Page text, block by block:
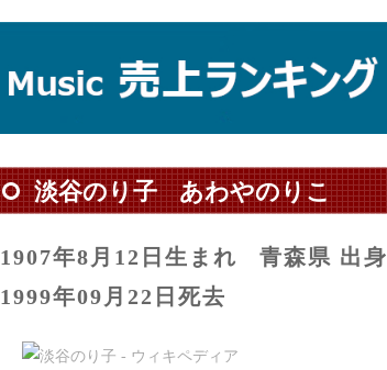
淡谷のり子 あわやのりこ
1907年8月12日生まれ
青森県 出身
1999年09月22日死去